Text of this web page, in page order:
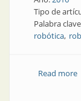
Tipo de
Palabra
robótica
Read more